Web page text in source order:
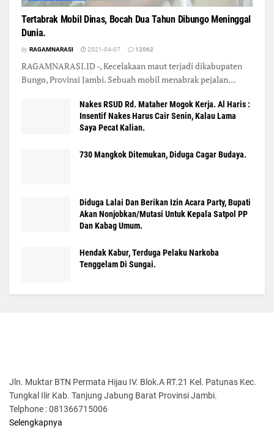
Tertabrak Mobil Dinas, Bocah Dua Tahun Dibungo Meninggal
Dunia.
by RAGAMNARASI 2021-04-07 12062
RAGAMNARASI.ID -, Kecelakaan maut terjadi dikabupaten
Bungo, Provinsi Jambi. Sebuah mobil menabrak pejalan…
Nakes RSUD Rd. Mataher Mogok Kerja. Al Haris :
Insentif Nakes Harus Cair Senin, Kalau Lama
Saya Pecat Kalian.
730 Mangkok Ditemukan, Diduga Cagar Budaya.
Diduga Lalai Dan Berikan Izin Acara Party, Bupati
Akan Nonjobkan/Mutasi Untuk Kepala Satpol PP
Dan Kabag Umum.
Hendak Kabur, Terduga Pelaku Narkoba
Tenggelam Di Sungai.
Jln. Muktar BTN Permata Hijau IV. Blok.A RT.21 Kel. Patunas Kec.
Tungkal Ilir Kab. Tanjung Jabung Barat Provinsi Jambi.
Telphone : 081366715006